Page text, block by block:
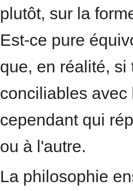
plutôt, sur la
Est-ce pure
que, en réalité,
conciliables avec
cependant qui
ou à l'autre.
La philosophie